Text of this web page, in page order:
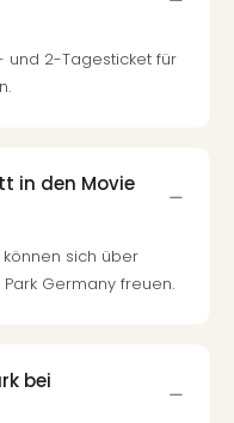
und 2-Tagesticket für
in den Movie
sich über
Germany freuen.
bei